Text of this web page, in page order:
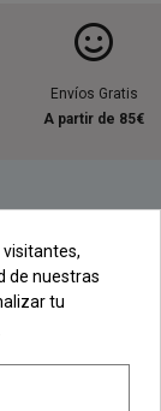
Envíos Gratis
A partir de 85€
de nuestras
tu